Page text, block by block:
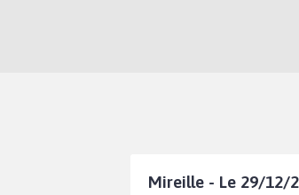
Mireille - Le 29/12/